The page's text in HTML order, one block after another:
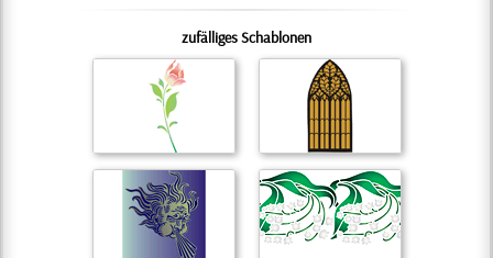
zufälliges Schablonen